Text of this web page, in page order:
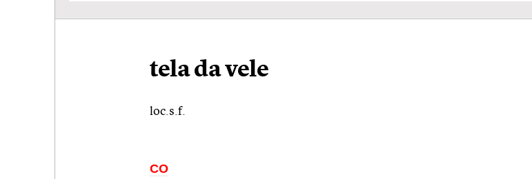
tela da vele
loc.s.f.
CO